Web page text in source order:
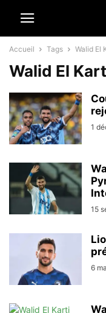
Accueil Tags Walid El
Walid El
1
15
6